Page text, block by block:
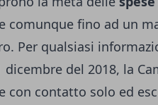
comunque fino ad un
Per qualsiasi
dicembre del 2018, la
con contatto solo ed